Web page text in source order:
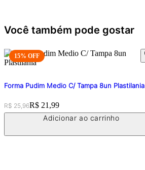
Você também pode gostar
15% OFF
Forma Pudim Medio C/ Tampa 8un Plastilania
Original price:
R$ 25,96Price:
R$ 21,99
Adicionar ao carrinho